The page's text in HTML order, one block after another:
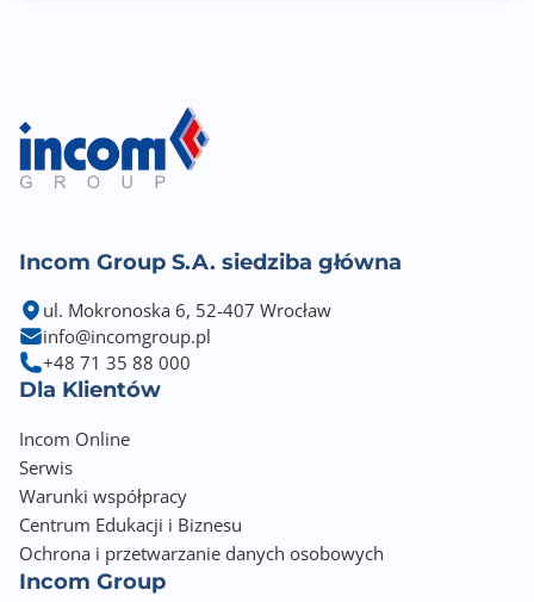
Incom Group S.A. siedziba główna
ul. Mokronoska 6, 52-407 Wrocław
info@incomgroup.pl
+48 71 35 88 000
Dla Klientów
Incom Online
Serwis
Warunki współpracy
Centrum Edukacji i Biznesu
Ochrona i przetwarzanie danych osobowych
Incom Group